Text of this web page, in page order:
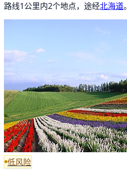
路线1公里内2个地点，途经北海道。
低风险